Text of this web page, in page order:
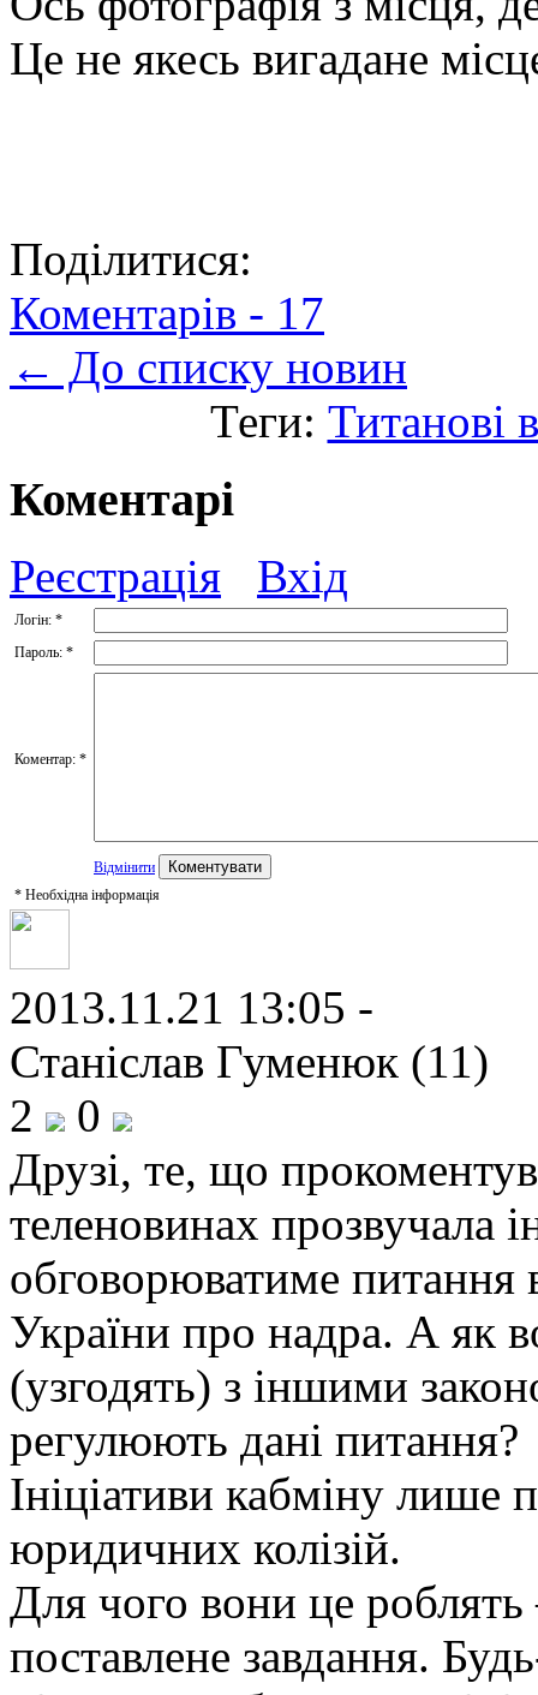
Це не якесь вигадане
Поділитися:
Коментарів - 17
← До списку новин
Теги: Титанові
Коментарі
Реєстрація Вхід
Логін: *
Пароль: *
Коментар: *
Відмінити
* Необхідна інформація
2013.11.21 13:05 -
Станіслав Гуменюк (11)
2
0
Друзі, те, що
теленовинах прозвучала
обговорюватиме питання
України про надра. А як
(узгодять) з іншими
регулюють дані питання?
Ініціативи кабміну лише
юридичних колізій.
Для чого вони це
поставлене завдання.